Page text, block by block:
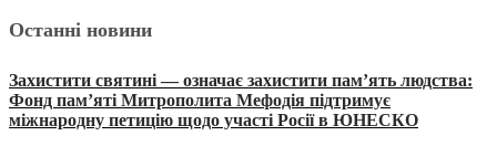
Останні новини
Захистити святині — означає захистити пам’ять людства:
Фонд пам’яті Митрополита Мефодія підтримує
міжнародну петицію щодо участі Росії в ЮНЕСКО